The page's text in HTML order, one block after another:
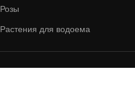
Розы
Растения для водоема